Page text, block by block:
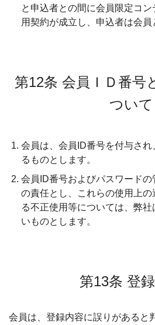
と申込者との間に会員限定コン
用契約が成立し、申込者は会員
第12条 会員ＩＤ番号
ついて
会員は、会員ID番号を付与さ
るものとします。
会員ID番号およびパスワード
の責任とし、これらの使用上の
る不正使用等については、弊
いものとします。
第13条 登
会員は、登録内容に誤りがあると